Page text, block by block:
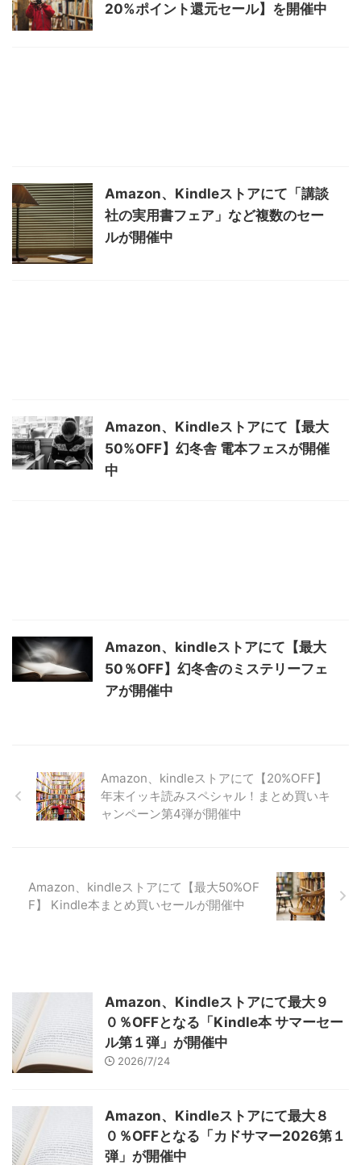
20%ポイント還元セール】を開催中
Amazon、Kindleストアにて「講談
社の実用書フェア」など複数のセー
ルが開催中
Amazon、Kindleストアにて【最大
50%OFF】幻冬舎 電本フェスが開催
中
Amazon、kindleストアにて【最大
50％OFF】幻冬舎のミステリーフェ
アが開催中
Amazon、kindleストアにて【20%OFF】
年末イッキ読みスペシャル！まとめ買いキ
ャンペーン第4弾が開催中
Amazon、kindleストアにて【最大50%OF
F】 Kindle本まとめ買いセールが開催中
Amazon、Kindleストアにて最大９
０％OFFとなる「Kindle本 サマーセー
ル第１弾」が開催中
2026/7/24
Amazon、Kindleストアにて最大８
０％OFFとなる「カドサマー2026第１
弾」が開催中